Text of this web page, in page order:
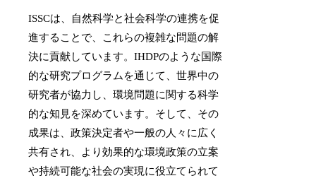
ISSCは、自然科学と社会科学の連携を促
進することで、これらの複雑な問題の解
決に貢献しています。IHDPのような国際
的な研究プログラムを通じて、世界中の
研究者が協力し、環境問題に関する科学
的な知見を深めています。そして、その
成果は、政策決定者や一般の人々に広く
共有され、より効果的な環境政策の立案
や持続可能な社会の実現に役立てられて